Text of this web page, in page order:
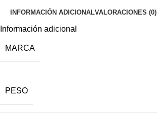
INFORMACIÓN ADICIONALVALORACIONES (0)
Información adicional
MARCA
PESO